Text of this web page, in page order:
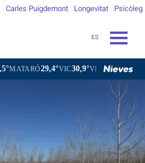
Carles Puigdemont Longevitat Psicòleg
ES
VIC30,9°VILAFRANCA DEL PENEDÈS